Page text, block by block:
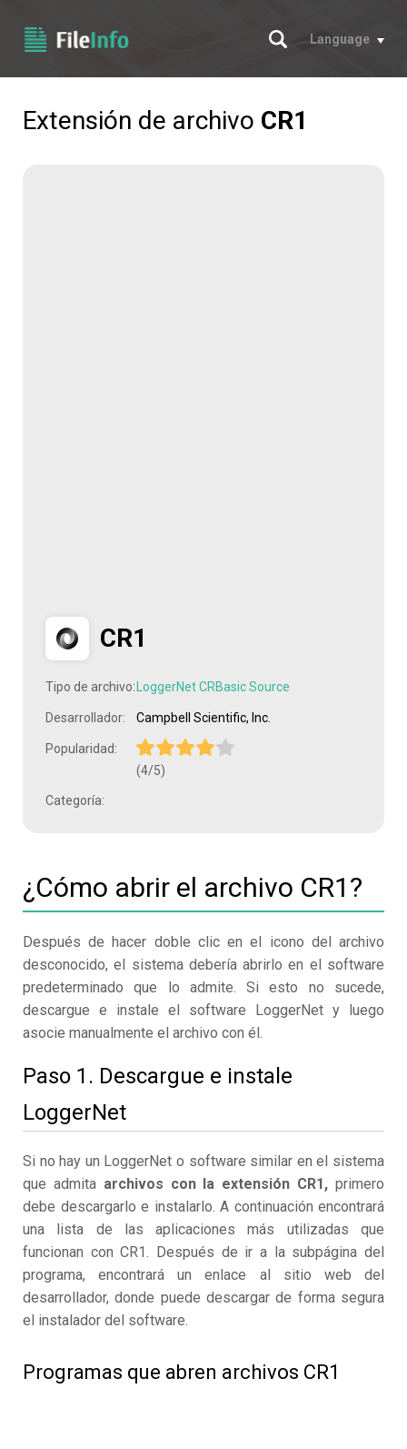
Buscar
Language
Extensión de archivo CR1
CR1
Tipo de archivo: LoggerNet CRBasic Source
Desarrollador: Campbell Scientific, Inc.
Popularidad:
(4/5)
Categoría:
¿Cómo abrir el archivo CR1?
Después de hacer doble clic en el icono del archivo
desconocido, el sistema debería abrirlo en el software
predeterminado que lo admite. Si esto no sucede,
descargue e instale el software LoggerNet y luego
asocie manualmente el archivo con él.
Paso 1. Descargue e instale
LoggerNet
Si no hay un LoggerNet o software similar en el sistema
que admita archivos con la extensión CR1, primero
debe descargarlo e instalarlo. A continuación encontrará
una lista de las aplicaciones más utilizadas que
funcionan con CR1. Después de ir a la subpágina del
programa, encontrará un enlace al sitio web del
desarrollador, donde puede descargar de forma segura
el instalador del software.
Programas que abren archivos CR1